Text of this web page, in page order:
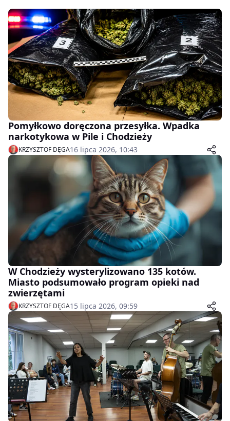
Pomyłkowo doręczona przesyłka. Wpadka
narkotykowa w Pile i Chodzieży
KRZYSZTOF DĘGA16 lipca 2026, 10:43
W Chodzieży wysterylizowano 135 kotów.
Miasto podsumowało program opieki nad
zwierzętami
KRZYSZTOF DĘGA15 lipca 2026, 09:59